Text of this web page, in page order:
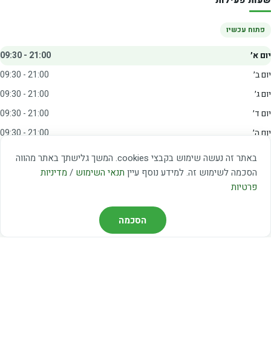
באתר זה נעשה שימוש בקבצי cookies. המשך גלישתך באתר מהווה
הסכמה לשימוש זה. למידע נוסף עיין תנאי השימוש / מדיניות
פרטיות
הסכמה
פתוח עכשיו
יום א׳
09:30 - 21:00
יום ב׳
09:30 - 21:00
יום ג׳
09:30 - 21:00
יום ד׳
09:30 - 21:00
יום ה׳
09:30 - 21:00
09:00 - 15:00
שבת
20:00 - 23:00